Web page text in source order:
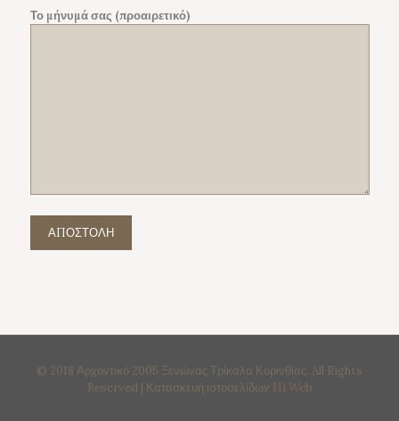
Το μήνυμά σας (προαιρετικό)
© 2018 Αρχοντικό 2005 Ξενώνας Τρίκαλα Κορινθίας. All Rights
Reserved | Κατασκευή ιστοσελίδων Hi Web